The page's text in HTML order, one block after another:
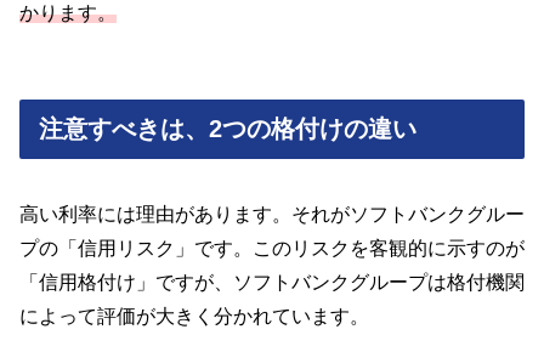
かります。
注意すべきは、2つの格付けの違い
高い利率には理由があります。それがソフトバンクグルー
プの「信用リスク」です。このリスクを客観的に示すのが
「信用格付け」ですが、ソフトバンクグループは格付機関
によって評価が大きく分かれています。